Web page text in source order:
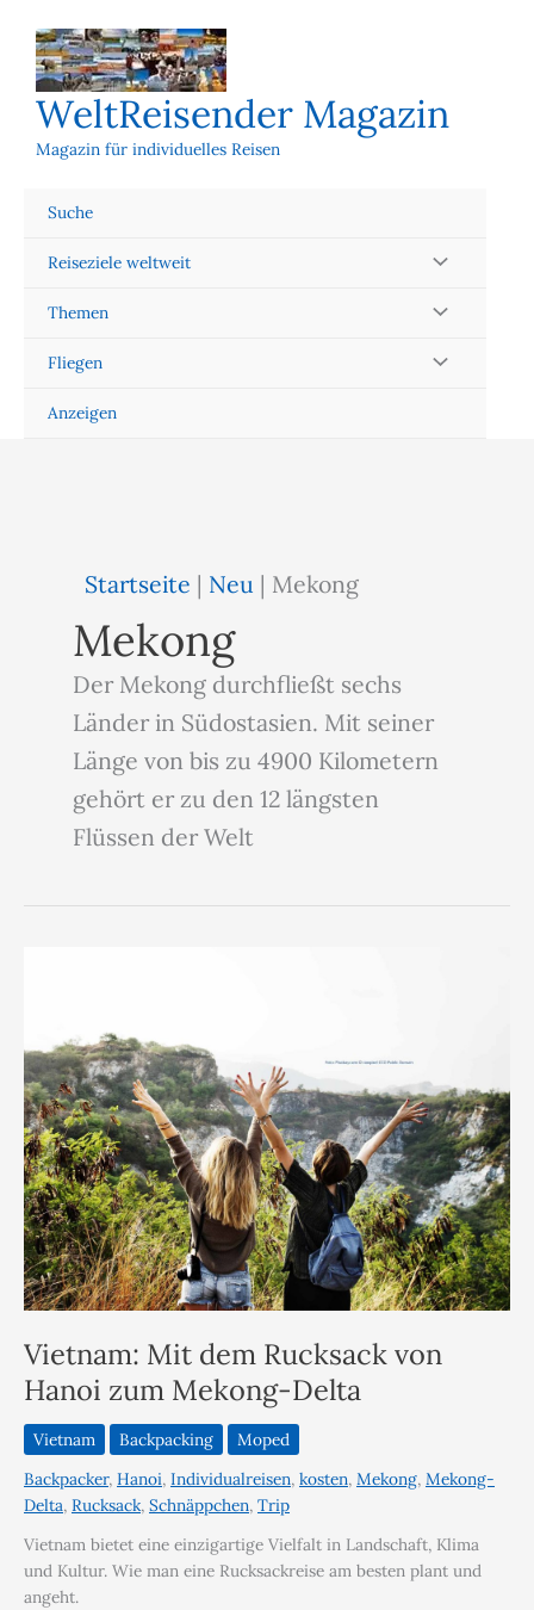
Inhalt
springen
WeltReisender Magazin
Magazin für individuelles Reisen
Suche
Reiseziele weltweit
Themen
Fliegen
Anzeigen
Startseite | Neu | Mekong
Mekong
Der Mekong durchfließt sechs
Länder in Südostasien. Mit seiner
Länge von bis zu 4900 Kilometern
gehört er zu den 12 längsten
Flüssen der Welt
Vietnam: Mit dem Rucksack von
Hanoi zum Mekong-Delta
Vietnam Backpacking
Moped
Backpacker, Hanoi, Individualreisen, kosten, Mekong, Mekong-
Delta, Rucksack, Schnäppchen, Trip
Vietnam bietet eine einzigartige Vielfalt in Landschaft, Klima
und Kultur. Wie man eine Rucksackreise am besten plant und
angeht.